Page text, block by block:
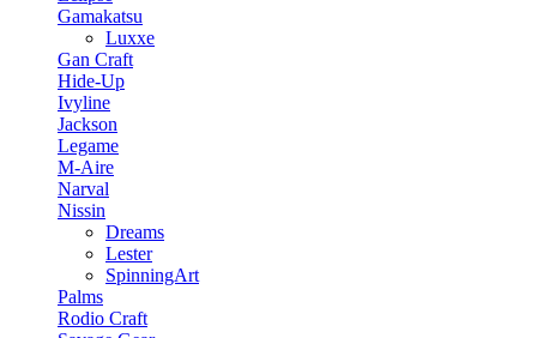
Gamakatsu
Luxxe
Gan Craft
Hide-Up
Ivyline
Jackson
Legame
M-Aire
Narval
Nissin
Dreams
Lester
SpinningArt
Palms
Rodio Craft